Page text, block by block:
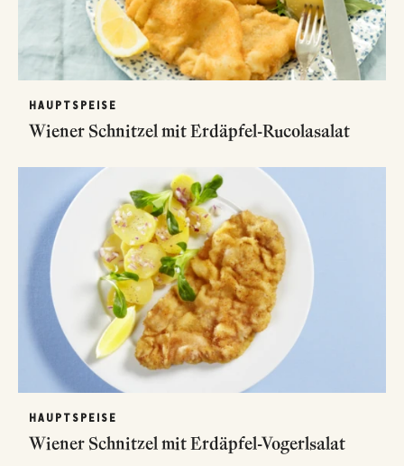
HAUPTSPEISE
Wiener Schnitzel mit Erdäpfel-Rucolasalat
HAUPTSPEISE
Wiener Schnitzel mit Erdäpfel-Vogerlsalat